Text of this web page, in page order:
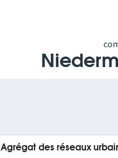
Agrégat des réseaux